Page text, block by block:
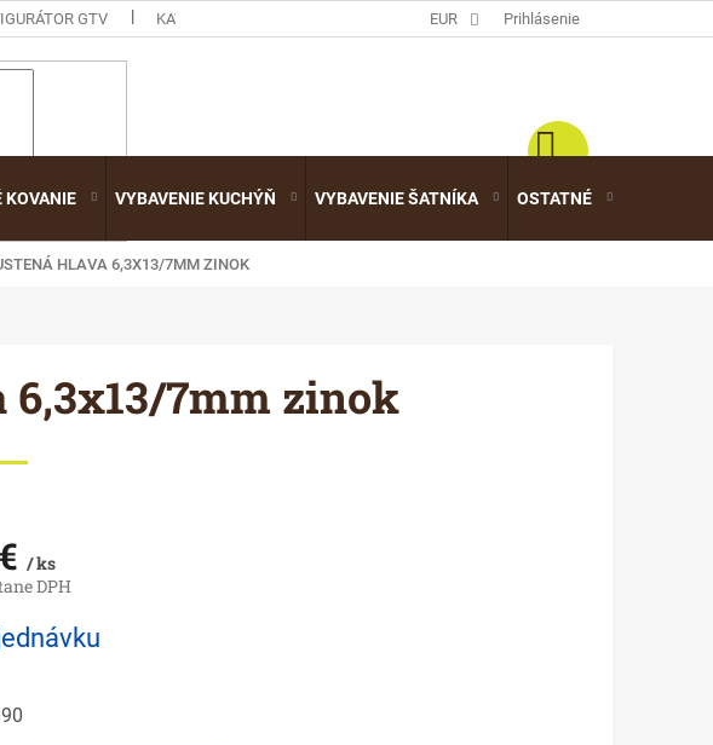
GTV KATALÓGY EUR Prihlásenie
KOVANIE VYBAVENIE KUCHÝŇ VYBAVENIE ŠATNÍKA OSTATNÉ
HLAVA 6,3X13/7MM ZINOK
7mm zinok
/ ks
DPH